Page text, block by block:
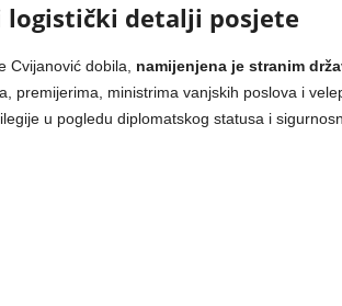
logistički detalji posjete
Cvijanović dobila, namijenjena je stranim
premijerima, ministrima vanjskih poslova i
u pogledu diplomatskog statusa i